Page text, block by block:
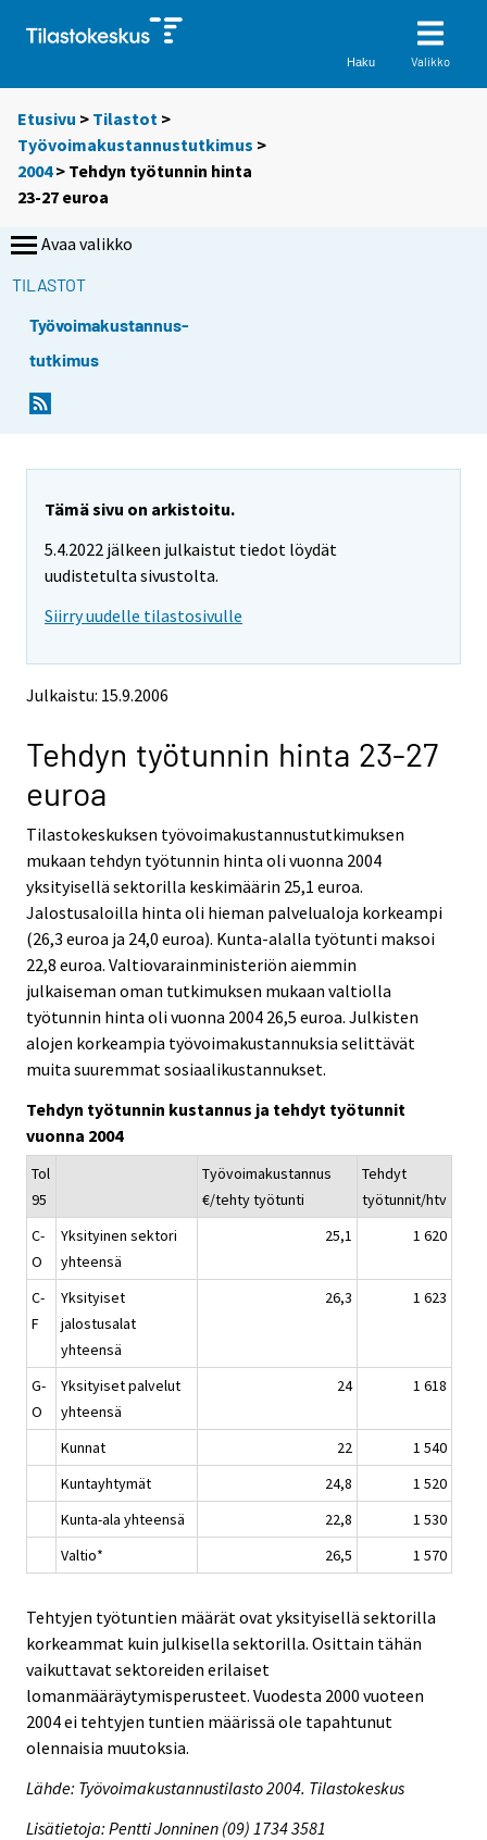
Haku Valikko
Etusivu > Tilastot >
Työvoimakustannustutkimus >
2004> Tehdyn työtunnin hinta
23-27 euroa
Avaa valikko
TILASTOT
Työvoimakustannus-
tutkimus
Tämä sivu on arkistoitu.
5.4.2022 jälkeen julkaistut tiedot löydät
uudistetulta sivustolta.
Siirry uudelle tilastosivulle
Julkaistu: 15.9.2006
Tehdyn työtunnin hinta 23-27
euroa
Tilastokeskuksen työvoimakustannustutkimuksen
mukaan tehdyn työtunnin hinta oli vuonna 2004
yksityisellä sektorilla keskimäärin 25,1 euroa.
Jalostusaloilla hinta oli hieman palvelualoja korkeampi
(26,3 euroa ja 24,0 euroa). Kunta-alalla työtunti maksoi
22,8 euroa. Valtiovarainministeriön aiemmin
julkaiseman oman tutkimuksen mukaan valtiolla
työtunnin hinta oli vuonna 2004 26,5 euroa. Julkisten
alojen korkeampia työvoimakustannuksia selittävät
muita suuremmat sosiaalikustannukset.
Tehdyn työtunnin kustannus ja tehdyt työtunnit
vuonna 2004
Tol
95
Työvoimakustannus
€/tehty työtunti
Tehdyt
työtunnit/htv
C-
O
Yksityinen sektori
yhteensä
25,1 1 620
C-
F
Yksityiset
jalostusalat
yhteensä
26,3 1 623
G-
O
Yksityiset palvelut
yhteensä
24 1 618
Kunnat 22
1 540
Kuntayhtymät
24,8
1 520
Kunta-ala yhteensä
22,8
1 530
Valtio*
26,5 1 570
Tehtyjen työtuntien määrät ovat yksityisellä sektorilla
korkeammat kuin julkisella sektorilla. Osittain tähän
vaikuttavat sektoreiden erilaiset
lomanmääräytymisperusteet. Vuodesta 2000 vuoteen
2004 ei tehtyjen tuntien määrissä ole tapahtunut
olennaisia muutoksia.
Lähde: Työvoimakustannustilasto 2004. Tilastokeskus
Lisätietoja: Pentti Jonninen (09) 1734 3581